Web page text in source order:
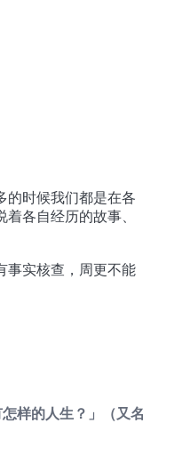
的时候我们都是在各
各自经历的故事、
事实核查，周更不能
过半导体，进过核
。
样的人生？」（又名